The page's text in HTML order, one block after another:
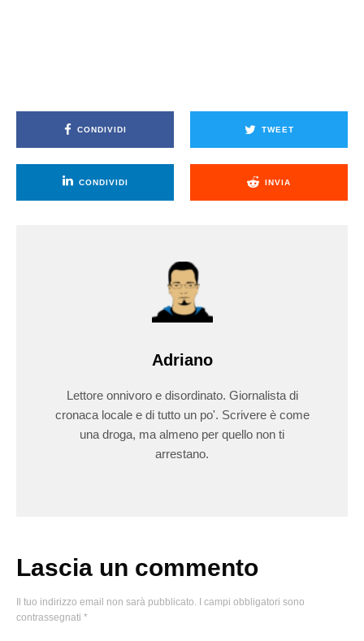
CONDIVIDI TWEET
CONDIVIDI INVIA
Adriano
Lettore onnivoro e disordinato. Giornalista di
cronaca locale e di tutto un po'. Scrivere è come
una droga, ma almeno per quello non ti
arrestano.
Lascia un commento
Il tuo indirizzo email non sarà pubblicato.
I campi obbligatori sono
contrassegnati *